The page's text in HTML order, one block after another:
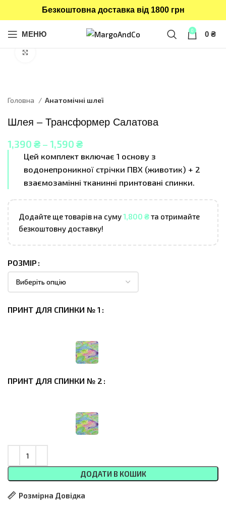
Безкоштовна доставка від 1800 грн
МЕНЮ 0 0 ₴
Головна Анатомічні шлеї
Шлея – Трансформер Салатова
1,390 ₴ – 1,590 ₴
Цей комплект включає 1 основу з
водонепроникної стрічки ПВХ (животик) + 2
взаємозамінні тканинні принтовані спинки.
Додайте ще товарів на суму1,800 ₴та отримайте
безкоштовну доставку!
РОЗМІР
ПРИНТ ДЛЯ СПИНКИ № 1
ПРИНТ ДЛЯ СПИНКИ № 2
ДОДАТИ В КОШИК
Розмірна Довідка